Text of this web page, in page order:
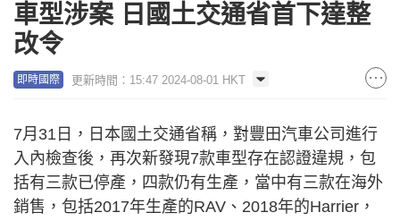
車型涉案 日國土交通省首下達整
改令
即時國際 更新時間：15:47 2024-08-01 HKT
7月31日，日本國土交通省稱，對豐田汽車公司進行
入內檢查後，再次新發現7款車型存在認證違規，包
括有三款已停產，四款仍有生產，當中有三款在海外
銷售，包括2017年生產的RAV、2018年的Harrier，